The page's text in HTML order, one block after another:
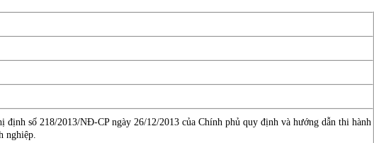
định số 218/2013/NĐ-CP ngày 26/12/2013 của Chính phủ quy định và hướng dẫn thi hành
nghiệp.